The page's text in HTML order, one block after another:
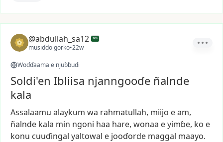
@abdullah_sa12
musiɗɗo gorko•22w
Woɗɗaama e njuɓɓudi
Soldi'en Ibliisa njanngooɗe ñalnde
kala
Assalaamu alaykum wa rahmatullah, miijo eam,
ñalnde kala min ngoni haa hare, wonaa eyimɓe, ko e
konu cuuɗingal yaltowal e jooɗorde maggal maayo.